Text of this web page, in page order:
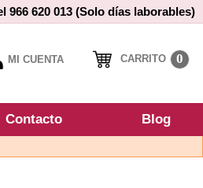
966 620 013 (Solo días laborables)
MI CUENTA CARRITO 0
Contacto Blog